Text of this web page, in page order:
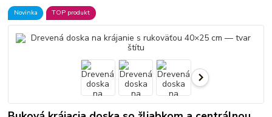
Novinka TOP produkt